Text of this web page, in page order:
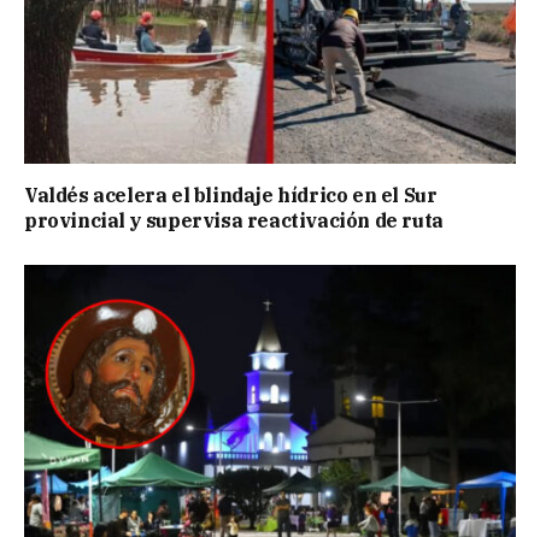
Valdés acelera el blindaje hídrico en el Sur
provincial y supervisa reactivación de ruta